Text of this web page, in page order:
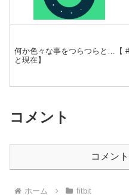
何か色々な事をつらつらと…【
と現在】
コメント
コメン
ホーム fitbit